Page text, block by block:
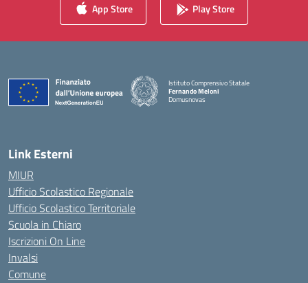
App Store Play Store
Istituto Comprensivo Statale
Fernando Meloni
Domusnovas
Link Esterni
MIUR
Ufficio Scolastico Regionale
Ufficio Scolastico Territoriale
Scuola in Chiaro
Iscrizioni On Line
Invalsi
Comune